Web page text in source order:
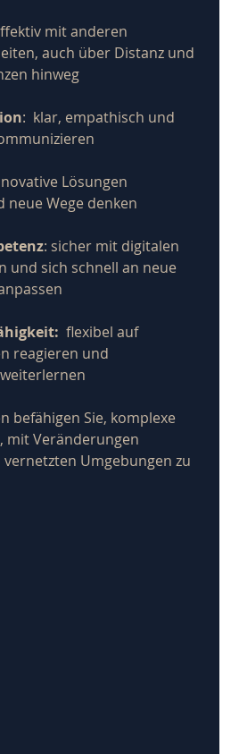
mit anderen
auch über Distanz und
hinweg
:  klar, empathisch und
Lösungen
neue Wege denken
: sicher mit digitalen
und sich schnell an neue
flexibel auf
reagieren und
befähigen Sie, komplexe
mit Veränderungen
Umgebungen zu